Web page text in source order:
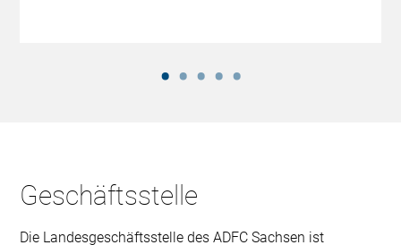
Geschäftsstelle
Die Landesgeschäftsstelle des ADFC Sachsen ist